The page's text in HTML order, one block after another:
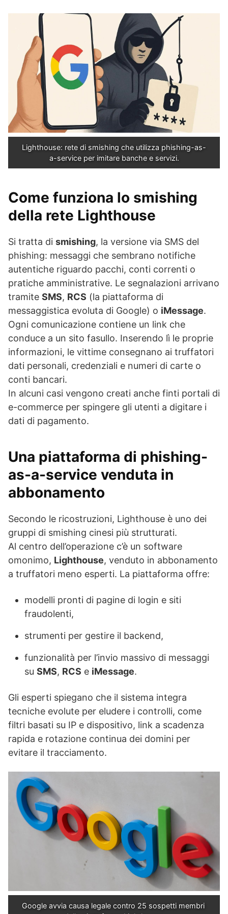
Lighthouse: rete di smishing che utilizza phishing-as-
a-service per imitare banche e servizi.
Come funziona lo smishing
della rete Lighthouse
Si tratta di smishing, la versione via SMS del
phishing: messaggi che sembrano notifiche
autentiche riguardo pacchi, conti correnti o
pratiche amministrative. Le segnalazioni arrivano
tramite SMS, RCS (la piattaforma di
messaggistica evoluta di Google) o iMessage.
Ogni comunicazione contiene un link che
conduce a un sito fasullo. Inserendo lì le proprie
informazioni, le vittime consegnano ai truffatori
dati personali, credenziali e numeri di carte o
conti bancari.
In alcuni casi vengono creati anche finti portali di
e-commerce per spingere gli utenti a digitare i
dati di pagamento.
Una piattaforma di phishing-
as-a-service venduta in
abbonamento
Secondo le ricostruzioni, Lighthouse è uno dei
gruppi di smishing cinesi più strutturati.
Al centro dell’operazione c’è un software
omonimo, Lighthouse, venduto in abbonamento
a truffatori meno esperti. La piattaforma offre:
modelli pronti di pagine di login e siti
fraudolenti,
strumenti per gestire il backend,
funzionalità per l’invio massivo di messaggi
su SMS, RCS e iMessage.
Gli esperti spiegano che il sistema integra
tecniche evolute per eludere i controlli, come
filtri basati su IP e dispositivo, link a scadenza
rapida e rotazione continua dei domini per
evitare il tracciamento.
Google avvia causa legale contro 25 sospetti membri